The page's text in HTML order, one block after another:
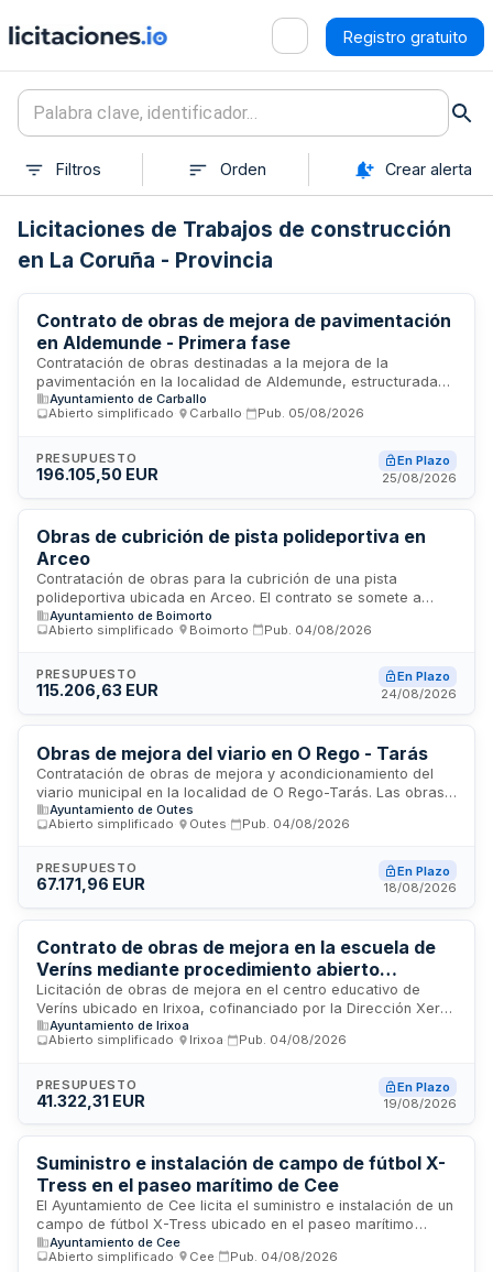
Registro gratuito
Filtros Orden Crear alerta
Licitaciones de Trabajos de construcción
en La Coruña - Provincia
Contrato de obras de mejora de pavimentación
en Aldemunde - Primera fase
Contratación de obras destinadas a la mejora de la
pavimentación en la localidad de Aldemunde, estructurada
en formato de procedimiento simplificado conforme a la Ley
de Contratos del Sector Público. El proyecto incluye los
residuos de construcción y demolición conforme a la
normativa vigente. La ejecución se enmarca dentro de
social.
Ayuntamiento de Carballo
Abierto simplificado
Carballo Pub. 05/08/2026
PRESUPUESTO
196.105,50 EUR
En Plazo
25/08/2026
Obras de cubrición de pista polideportiva en
Arceo
Contratación de obras para la cubrición de una pista
polideportiva ubicada en Arceo. El contrato se somete a
procedimiento simplificado conforme a la Ley de Contratos
del Sector Público, sin estar sujeto a regulación armonizada.
seguridad y salud, así como estudio de gestión de residuos
de construcción y demolición según normativa vigente. Se
ejecución.
Ayuntamiento de Boimorto
Abierto simplificado
Boimorto Pub. 04/08/2026
PRESUPUESTO
115.206,63 EUR
En Plazo
24/08/2026
Obras de mejora del viario en O Rego - Tarás
Contratación de obras de mejora y acondicionamiento del
viario municipal en la localidad de O Rego-Tarás. Las obras
incluyen intervenciones en la red vial local con carácter de
mejora del estado actual de las vías. El contrato se somete a
participación de empresas constructoras que acrediten la
solvencia técnica requerida para este tipo de intervenciones.
Ayuntamiento de Outes
Abierto simplificado
Outes Pub. 04/08/2026
PRESUPUESTO
67.171,96 EUR
En Plazo
18/08/2026
Contrato de obras de mejora en la escuela de
Veríns mediante procedimiento abierto
simplificado
Licitación de obras de mejora en el centro educativo de
Veríns ubicado en Irixoa, cofinanciado por la Dirección Xeral
de Administración Local y mediante convenio de
colaboración entre los ayuntamientos de Irixoa, Aranga,
abierto simplificado abreviado o simplificadísimo,
excluyéndose de regulación armonizada. Las obras incluyen
de construcción y demolición conforme a normativa vigente.
No se prevé revisión de precios durante la ejecución.
Ayuntamiento de Irixoa
Abierto simplificado
Irixoa Pub. 04/08/2026
PRESUPUESTO
41.322,31 EUR
En Plazo
19/08/2026
Suministro e instalación de campo de fútbol X-
Tress en el paseo marítimo de Cee
El Ayuntamiento de Cee licita el suministro e instalación de un
campo de fútbol X-Tress ubicado en el paseo marítimo
municipal. El contrato tiene carácter mixto, combinando
prestaciones de suministro e instalación de la infraestructura
Ayuntamiento de Cee
Abierto simplificado
Cee Pub. 04/08/2026